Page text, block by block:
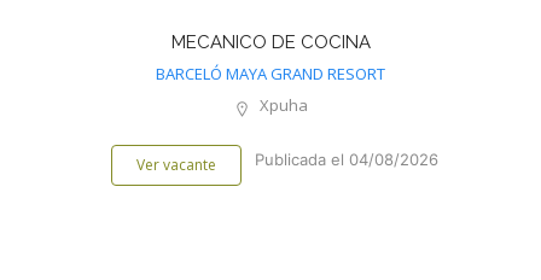
MECANICO DE COCINA
BARCELÓ MAYA GRAND RESORT
Xpuha
Ver vacante Publicada el 04/08/2026